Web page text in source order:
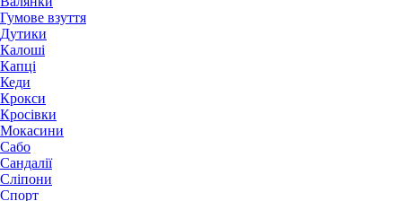
Гумове взуття
Дутики
Калоші
Капці
Кеди
Крокси
Кросівки
Мокасини
Сабо
Сандалії
Сліпони
Спорт